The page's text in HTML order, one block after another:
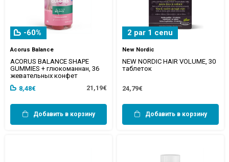
-60%
Acorus Balance
ACORUS BALANCE SHAPE
GUMMIES + глюкоманнан, 36
жевательных конфет
8,48€
21,19€
Добавить в корзину
2 par 1 cenu
New Nordic
NEW NORDIC HAIR VOLUME, 30
таблеток
24,79€
Добавить в корзину